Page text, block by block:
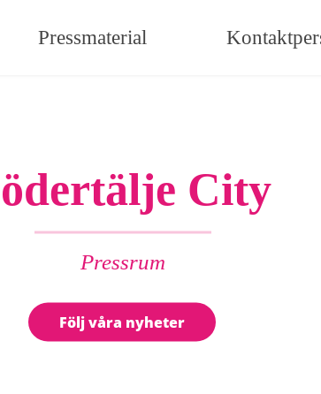
Pressmaterial
City
Pressrum
Följ våra nyheter